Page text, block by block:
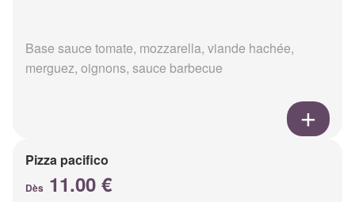
Base sauce tomate, mozzarella, viande hachée,
merguez, oignons, sauce barbecue
Pizza pacifico
Dès 11.00 €